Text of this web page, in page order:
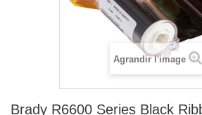
Agrandir l'image
Brady R6600 Series Black